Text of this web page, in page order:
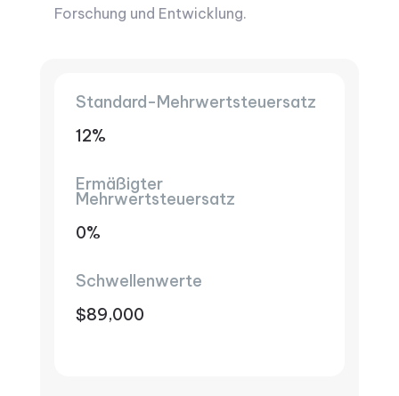
Forschung und Entwicklung.
Standard-Mehrwertsteuersatz
12%
Ermäßigter
Mehrwertsteuersatz
0%
Schwellenwerte
$89,000